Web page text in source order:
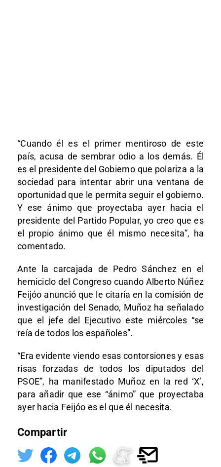
“Cuando él es el primer mentiroso de este
país, acusa de sembrar odio a los demás. Él
es el presidente del Gobierno que polariza a la
sociedad para intentar abrir una ventana de
oportunidad que le permita seguir el gobierno.
Y ese ánimo que proyectaba ayer hacia el
presidente del Partido Popular, yo creo que es
el propio ánimo que él mismo necesita”, ha
comentado.
Ante la carcajada de Pedro Sánchez en el
hemiciclo del Congreso cuando Alberto Núñez
Feijóo anunció que le citaría en la comisión de
investigación del Senado, Muñoz ha señalado
que el jefe del Ejecutivo este miércoles “se
reía de todos los españoles”.
“Era evidente viendo esas contorsiones y esas
risas forzadas de todos los diputados del
PSOE”, ha manifestado Muñoz en la red ‘X’,
para añadir que ese “ánimo” que proyectaba
ayer hacia Feijóo es el que él necesita.
Compartir